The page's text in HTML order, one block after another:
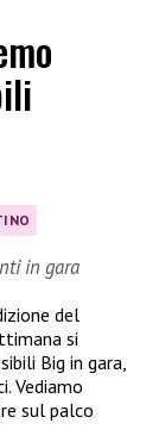
in gara
del
si
Big in gara,
Vediamo
sul palco